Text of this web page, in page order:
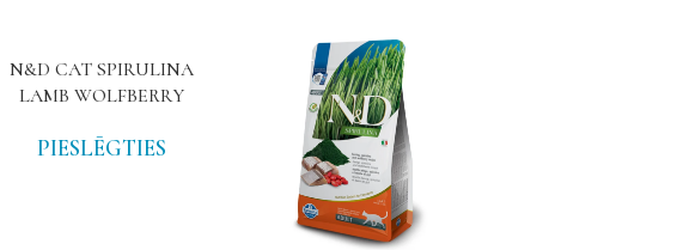
N&D CAT SPIRULINA
LAMB WOLFBERRY
PIESLĒGTIES